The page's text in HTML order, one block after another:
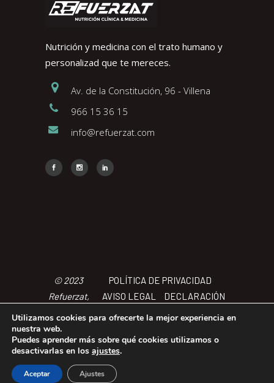
Nutrición y medicina con el trato humano y
personalizad que te mereces.
Av. de la Constitución, 96 - Villena
966 15 36 15
info@refuerzat.com
© 2023
Refuerzat,
Todos los
derechos
reservados
POLÍTICA DE PRIVACIDAD
AVISO LEGAL
DECLARACIÓN
DE ACCCESIBILIDAD
POLÍTICA
CONDICIONES
Utilizamos cookies para ofrecerte la mejor experiencia en
nuestra web.
Puedes aprender más sobre qué cookies utilizamos o
desactivarlas en los ajustes.
Aceptar Ajustes